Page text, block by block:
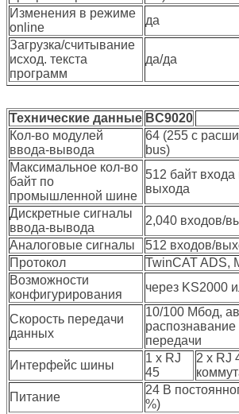
Изменения в режиме
online
да
Загрузка/считывание
исход. текста
программ
да/да
Технические данные BC9020
Кол-во модулей
ввода-вывода
64 (255 с
bus)
Максимальное кол-во
байт по
промышленной шине
512 байт входа
выхода
Дискретные сигналы
ввода-вывода
2,040 входов/
Аналоговые сигналы
512 входов/
Протокол
TwinCAT ADS,
Возможности
конфигурирования
через KS2000
Скорость передачи
данных
10/100 Мбод,
распознавание
передачи
Интерфейс шины
1 x RJ
45
2 x RJ
Питание
24 В
%)